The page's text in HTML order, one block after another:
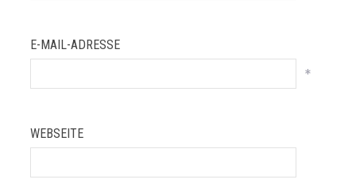
E-MAIL-ADRESSE
*
WEBSEITE